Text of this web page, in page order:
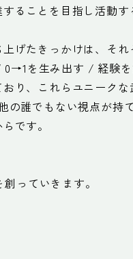
ることを目指し活動す
げたきっかけは、それ
0→1を生み出す / 経験を
り、これらユニークな
の誰でもない視点が持
です。
っていきます。